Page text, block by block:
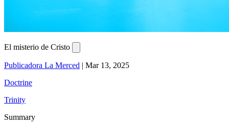
El misterio de Cristo
Publicadora La Merced | Mar 13, 2025
Doctrine
Trinity
Summary